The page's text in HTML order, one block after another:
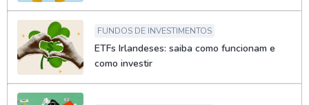
FUNDOS DE INVESTIMENTOS
ETFs Irlandeses: saiba como funcionam e
como investir